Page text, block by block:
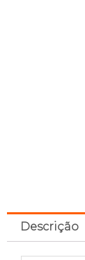
Descrição